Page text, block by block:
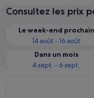
Consultez les prix
Le week-end prochain
14 août - 16 août
Dans un mois
4 sept. - 6 sept.